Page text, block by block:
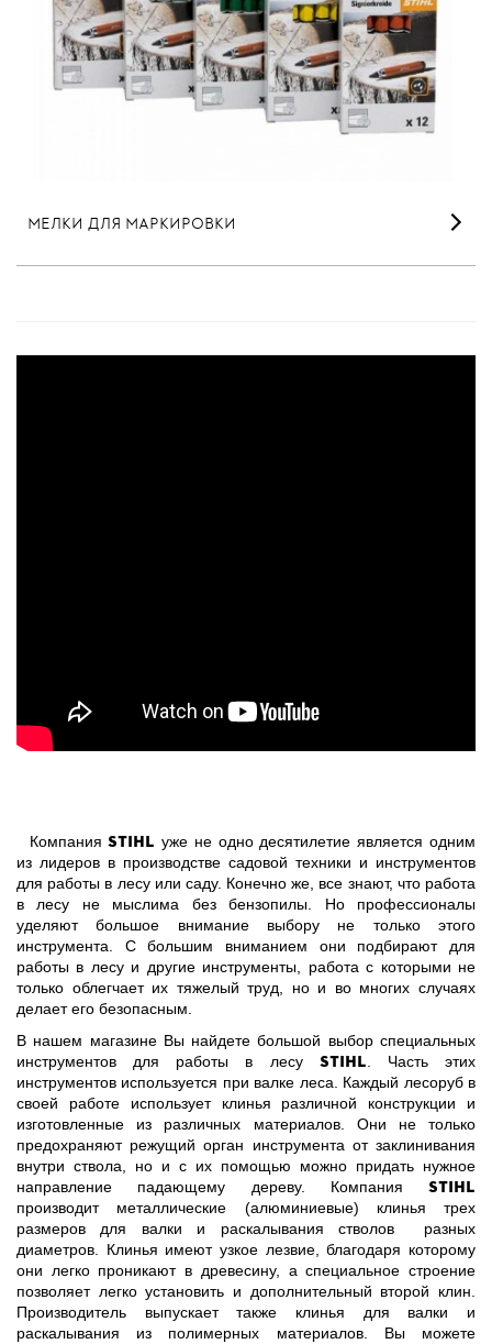
МЕЛКИ ДЛЯ МАРКИРОВКИ
КомпанияStihl уже не одно десятилетие является одним
из лидеров в производстве садовой техники и инструментов
для работы в лесу или саду. Конечно же, все знают, что работа
в лесу не мыслима без бензопилы. Но профессионалы
уделяют большое внимание выбору не только этого
инструмента. С большим вниманием они подбирают для
работы в лесу и другие инструменты, работа с которыми не
только облегчает их тяжелый труд, но и во многих случаях
делает его безопасным.
В нашем магазине Вы найдете большой выбор специальных
инструментов для работы в лесу Stihl. Часть этих
инструментов используется при валке леса. Каждый лесоруб в
своей работе использует клинья различной конструкции и
изготовленные из различных материалов. Они не только
предохраняют режущий орган инструмента от заклинивания
внутри ствола, но и с их помощью можно придать нужное
направление падающему дереву. Компания Stihl
производит металлические (алюминиевые) клинья трех
размеров для валки и раскалывания стволов разных
диаметров. Клинья имеют узкое лезвие, благодаря которому
они легко проникают в древесину, а специальное строение
позволяет легко установить и дополнительный второй клин.
Производитель выпускает также клинья для валки и
раскалывания из полимерных материалов. Вы можете